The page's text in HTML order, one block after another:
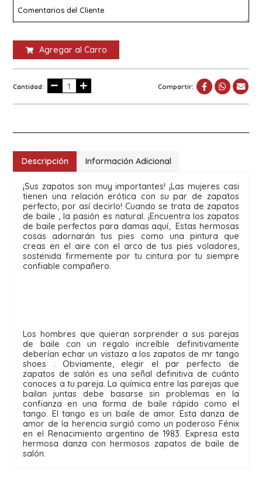
Agregar al Carro
Cantidad: Compartir:
Descripción Información Adicional
¡Sus zapatos son muy importantes! ¡Las mujeres casi
tienen una relación erótica con su par de zapatos
perfecto, por así decirlo! Cuando se trata de zapatos
de baile , la pasión es natural. ¡Encuentra los zapatos
de baile perfectos para damas aquí,  Estas hermosas
cosas adornarán tus pies como una pintura que
creas en el aire con el arco de tus pies voladores,
sostenida firmemente por tu cintura por tu siempre
Los hombres que quieran sorprender a sus parejas
de baile con un regalo increíble definitivamente
deberían echar un vistazo a los zapatos de mr tango
shoes . Obviamente, elegir el par perfecto de
zapatos de salón es una señal definitiva de cuánto
conoces a tu pareja. La química entre las parejas que
bailan juntas debe basarse sin problemas en la
confianza en una forma de baile rápido como el
tango. El tango es un baile de amor. Esta danza de
amor de la herencia surgió como un poderoso Fénix
en el Renacimiento argentino de 1983. Expresa esta
hermosa danza con hermosos zapatos de baile de
salón.